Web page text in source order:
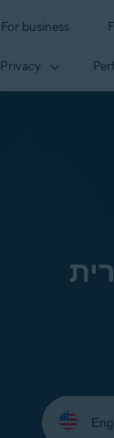
For business
Privacy
Select
your